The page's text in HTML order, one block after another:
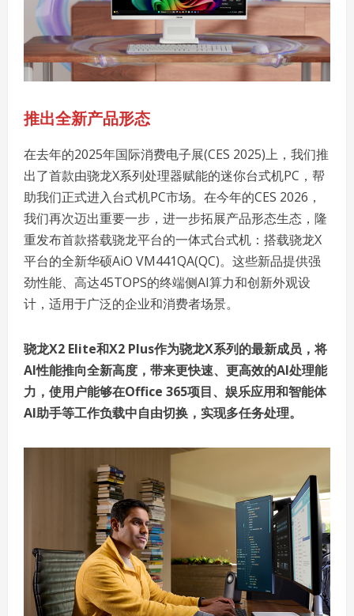
推出全新产品形态
在去年的2025年国际消费电子展(CES 2025)上，我们推
出了首款由骁龙X系列处理器赋能的迷你台式机PC，帮
助我们正式进入台式机PC市场。在今年的CES 2026，
我们再次迈出重要一步，进一步拓展产品形态生态，隆
重发布首款搭载骁龙平台的一体式台式机：搭载骁龙X
平台的全新华硕AiO VM441QA(QC)。这些新品提供强
劲性能、高达45TOPS的终端侧AI算力和创新外观设
计，适用于广泛的企业和消费者场景。
骁龙X2 Elite和X2 Plus作为骁龙X系列的最新成员，将
AI性能推向全新高度，带来更快速、更高效的AI处理能
力，使用户能够在Office 365项目、娱乐应用和智能体
AI助手等工作负载中自由切换，实现多任务处理。